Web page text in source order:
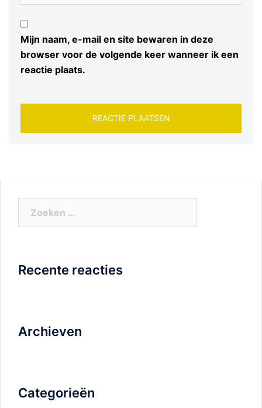
Mijn naam, e-mail en site bewaren in deze
browser voor de volgende keer wanneer ik een
reactie plaats.
Recente reacties
Archieven
Categorieën